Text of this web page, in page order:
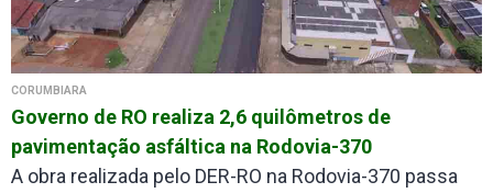
CORUMBIARA
Governo de RO realiza 2,6 quilômetros de
pavimentação asfáltica na Rodovia-370
A obra realizada pelo DER-RO na Rodovia-370 passa